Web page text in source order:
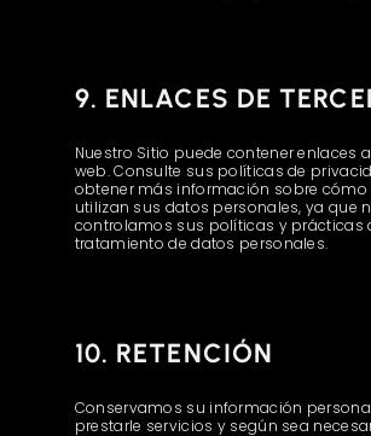
9. ENLACES DE
Nuestro Sitio puede contener enlaces
web. Consulte sus políticas de
obtener más información sobre cómo
utilizan sus datos personales, ya que
controlamos sus políticas y prácticas
tratamiento de datos personales.
10. RETENCIÓN
Conservamos su información
prestarle servicios y según sea